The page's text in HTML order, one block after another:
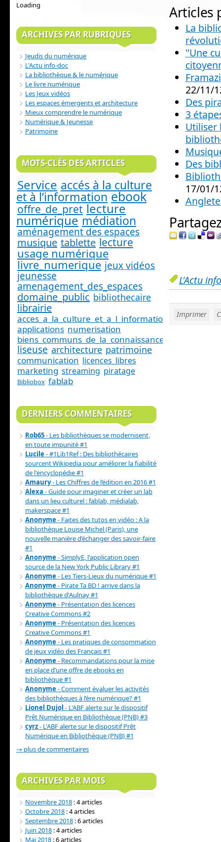
Articles
La
"Une
22/11/
Des
3
Utiliser
Des
17/01/
L'Actu
Imprimer
Loading
ARCHIVES PAR RUBRIQUES
Jeudis du numérique
L'Actu info-doc
La bibliothèque & le numérique
Le livre numérique
Les Jeux vidéos
Les espaces émergents et architecture
Mieux comprendre le numérique
Numérique & Jeunesse
Patrimoine
MOTS-CLÉS DES ARTICLES
Service accés à la culture
et à l’information ebook
offre_de_pret lecture
numérique médiation
aménagement des espaces
musique tablette lecture
usage numérique
livre_numerique jeux vidéos
jeunesse
amenagement_des_espaces
domaine_public bibliothecaire
librairie
acces_a_la_culture_et_a_l_information_
applications numerisation
biens_communs_de_la_connaissance
liseuse architecture patrimoine
communication licences_libres
marketing streaming piratage
Bibliobox fablab
DERNIERS COMMENTAIRES
Rob65- Les bibliothèques se modernisent,
en toute impunité #1
Lucile- #1Lib1Ref : Des bibliothécaires
sourcent Wikipedia pour améliorer la fiabilité
de l'encyclopédie #1
Amaury- Les Chiffres de l’édition en 2016 #1
Alexa - Guide pour imaginer et créer un lab
dans un lieu culturel : fablab, médialab,
makerspace #1
Anonyme- Faites des tutos en vidéo : A la
bibliothèque Louise Michel (Paris), une
nouvelle manière d’échanger des savoir-faire
#1
Anonyme- SimplyE, l'application open
source de la New York Public Library #1
Anonyme- Les Tiers-Lieux du numérique #1
Anonyme- Pirate Ta BD ! arrive dans la
bibliothèque d'Aulnay #1
Anonyme- Présentation des licences
Creative Commons #2
Anonyme- Présentation des licences
Creative Commons #1
Anonyme- Les pratiques de consommation
de jeux vidéo des Français #1
Anonyme- Recommandations pour la mise
en place d’une offre de ebooks en
bibliothèque #1
Anonyme- Comment évaluer les activités
des bibliothèques à l’ère numérique? #1
Lionel Dujol - L'ABF alerte sur le dispositif
Prêt Numérique en Bibliothèque (PNB) #3
cyrz- L'ABF alerte sur le dispositif Prêt
Numérique en Bibliothèque (PNB) #1
→ plus de commentaires
ARCHIVES PAR MOIS
Novembre 2018 : 4 articles
Octobre 2018 : 4 articles
Septembre 2018 : 6 articles
Juin 2018 : 4 articles
Mai 2018 : 6 articles